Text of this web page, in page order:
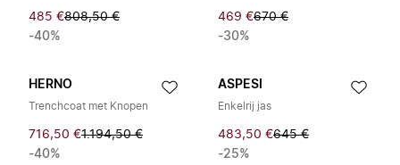
485 €808,50 €
-40%
469 €670 €
-30%
HERNO
Trenchcoat met Knopen
716,50 €1.194,50 €
-40%
ASPESI
Enkelrij jas
483,50 €645 €
-25%